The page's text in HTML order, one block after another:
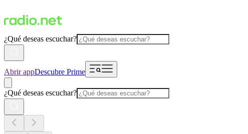
¿Qué deseas escuchar?
Abrir appDescubre Prime
¿Qué deseas escuchar?